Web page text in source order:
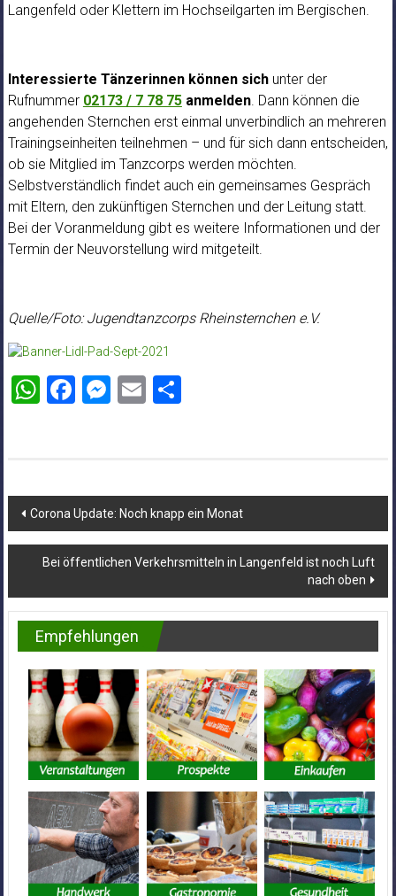
Langenfeld oder Klettern im Hochseilgarten im Bergischen.
Interessierte Tänzerinnen können sich unter der
Rufnummer 02173 / 7 78 75anmelden. Dann können die
angehenden Sternchen erst einmal unverbindlich an mehreren
Trainingseinheiten teilnehmen – und für sich dann entscheiden,
ob sie Mitglied im Tanzcorps werden möchten.
Selbstverständlich findet auch ein gemeinsames Gespräch
mit Eltern, den zukünftigen Sternchen und der Leitung statt.
Bei der Voranmeldung gibt es weitere Informationen und der
Termin der Neuvorstellung wird mitgeteilt.
Quelle/Foto: Jugendtanzcorps Rheinsternchen e.V.
WhatsApp
Facebook
Messenger
Email
Beitragsnavigation
Corona Update: Noch knapp ein Monat
Bei öffentlichen Verkehrsmitteln in Langenfeld ist noch Luft
nach oben
Empfehlungen